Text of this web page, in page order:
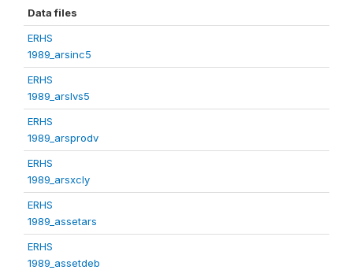
Data files
ERHS
1989_arsinc5
ERHS
1989_arslvs5
ERHS
1989_arsprodv
ERHS
1989_arsxcly
ERHS
1989_assetars
ERHS
1989_assetdeb